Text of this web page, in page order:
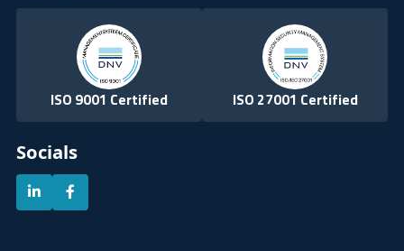
ISO 9001 Certified ISO 27001 Certified
Socials